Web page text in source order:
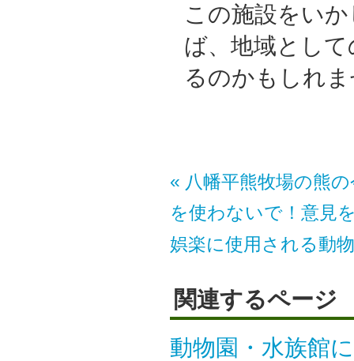
この施設をい
ば、地域とし
るのかもしれ
« 八幡平熊牧場の熊
を使わないで！意見
娯楽に使用される動
関連するページ
動物園・水族館